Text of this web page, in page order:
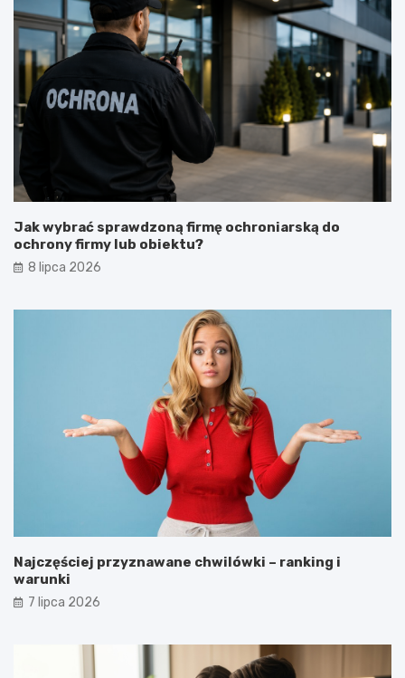
Jak wybrać sprawdzoną firmę ochroniarską do
ochrony firmy lub obiektu?
8 lipca 2026
Najczęściej przyznawane chwilówki – ranking i
warunki
7 lipca 2026